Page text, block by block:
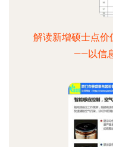
解读新增硕士点价
——以信